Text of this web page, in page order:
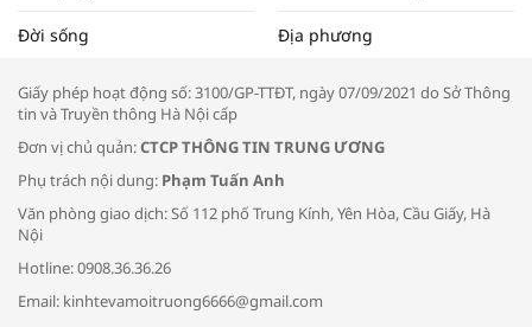
Tọa đàm “Xúc tiến thương mại: Khơi
Bác sĩ tư vấn cách phòng tránh bệnh
đường hô hấp trong thời tiết giao mùa
Đời sống Địa phương
Giấy phép hoạt động số: 3100/GP-TTĐT, ngày 07/09/2021 do Sở Thông
tin và Truyền thông Hà Nội cấp
Đơn vị chủ quản:CTCP THÔNG TIN TRUNG ƯƠNG
Phụ trách nội dung: Phạm Tuấn Anh
Văn phòng giao dịch: Số 112 phố Trung Kính, Yên Hòa, Cầu Giấy, Hà
Nội
Hotline: 0908.36.36.26
Email: kinhtevamoitruong6666@gmail.com